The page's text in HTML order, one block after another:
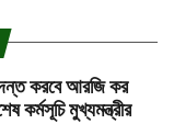
করবে আরজি কর
কর্মসূচি মুখ্যমন্ত্রীর